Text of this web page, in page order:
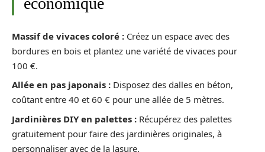
Massif de vivaces coloré : Créez un espace avec des
bordures en bois et plantez une variété de vivaces pour
100 €.
Allée en pas japonais : Disposez des dalles en béton,
coûtant entre 40 et 60 € pour une allée de 5 mètres.
Jardinières DIY en palettes : Récupérez des palettes
gratuitement pour faire des jardinières originales, à
personnaliser avec de la lasure.